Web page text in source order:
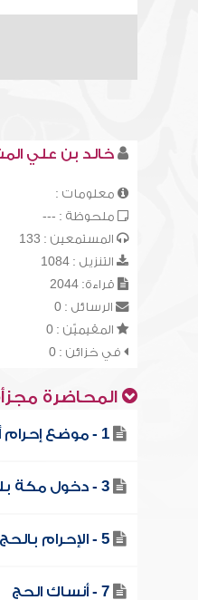
خالد بن علي
معلومات :
ملحوظة : ---
المستمعين : 133
التنزيل : 1084
قراءة: 2044
الرسائل : 0
المقيميّن : 0
في خزائن : 0
المحاضرة
1 - موضع إحرام أهل مكة للحج والعمرة
3 - دخول مكة بلا إحرام
5 - الإحرام بالحج قبل الميقات الزماني
7 - أنساك الحج